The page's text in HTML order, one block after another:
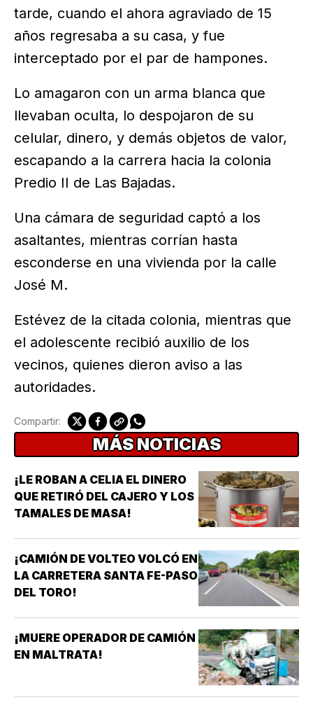
tarde, cuando el ahora agraviado de 15
años regresaba a su casa, y fue
interceptado por el par de hampones.
Lo amagaron con un arma blanca que
llevaban oculta, lo despojaron de su
celular, dinero, y demás objetos de valor,
escapando a la carrera hacia la colonia
Predio II de Las Bajadas.
Una cámara de seguridad captó a los
asaltantes, mientras corrían hasta
esconderse en una vivienda por la calle
José M.
Estévez de la citada colonia, mientras que
el adolescente recibió auxilio de los
vecinos, quienes dieron aviso a las
autoridades.
Compartir:
MÁS NOTICIAS
¡LE ROBAN A CELIA EL DINERO
QUE RETIRÓ DEL CAJERO Y LOS
TAMALES DE MASA!
¡CAMIÓN DE VOLTEO VOLCÓ EN
LA CARRETERA SANTA FE-PASO
DEL TORO!
¡MUERE OPERADOR DE CAMIÓN
EN MALTRATA!